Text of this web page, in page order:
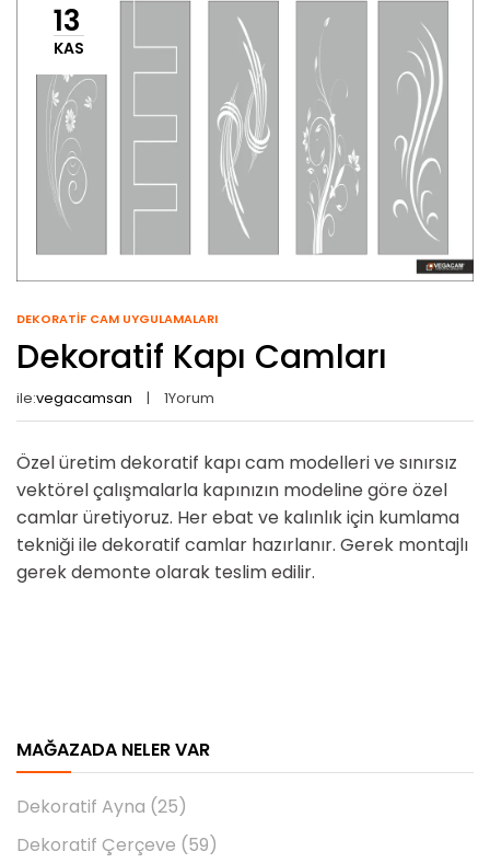
MAĞAZADA NELER VAR
Dekoratif Ayna (25)
Dekoratif Çerçeve (59)
13
KAS
DEKORATIF CAM UYGULAMALARI
Dekoratif Kapı Camları
ile:vegacamsan 1Yorum
Özel üretim dekoratif kapı cam modelleri ve sınırsız
vektörel çalışmalarla kapınızın modeline göre özel
camlar üretiyoruz. Her ebat ve kalınlık için kumlama
tekniği ile dekoratif camlar hazırlanır. Gerek montajlı
gerek demonte olarak teslim edilir.